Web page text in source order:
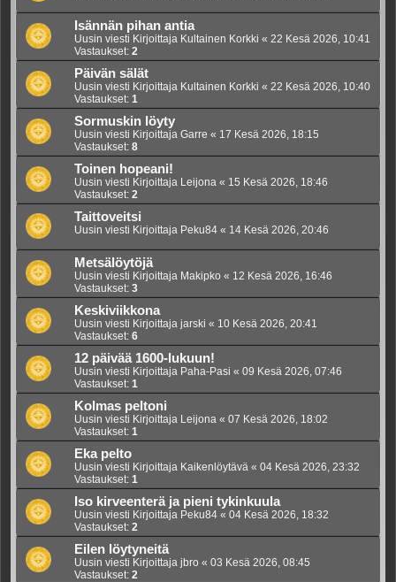
Isännän pihan antia
Uusin viesti Kirjoittaja Kultainen Korkki « 22 Kesä 2026, 10:41
Vastaukset: 2
Päivän sälät
Uusin viesti Kirjoittaja Kultainen Korkki « 22 Kesä 2026, 10:40
Vastaukset: 1
Sormuskin löyty
Uusin viesti Kirjoittaja Garre « 17 Kesä 2026, 18:15
Vastaukset: 8
Toinen hopeani!
Uusin viesti Kirjoittaja Leijona « 15 Kesä 2026, 18:46
Vastaukset: 2
Taittoveitsi
Uusin viesti Kirjoittaja Peku84 « 14 Kesä 2026, 20:46
Metsälöytöjä
Uusin viesti Kirjoittaja Makipko « 12 Kesä 2026, 16:46
Vastaukset: 3
Keskiviikkona
Uusin viesti Kirjoittaja jarski « 10 Kesä 2026, 20:41
Vastaukset: 6
12 päivää 1600-lukuun!
Uusin viesti Kirjoittaja Paha-Pasi « 09 Kesä 2026, 07:46
Vastaukset: 1
Kolmas peltoni
Uusin viesti Kirjoittaja Leijona « 07 Kesä 2026, 18:02
Vastaukset: 1
Eka pelto
Uusin viesti Kirjoittaja Kaikenlöytävä « 04 Kesä 2026, 23:32
Vastaukset: 1
Iso kirveenterä ja pieni tykinkuula
Uusin viesti Kirjoittaja Peku84 « 04 Kesä 2026, 18:32
Vastaukset: 2
Eilen löytyneitä
Uusin viesti Kirjoittaja jbro « 03 Kesä 2026, 08:45
Vastaukset: 2